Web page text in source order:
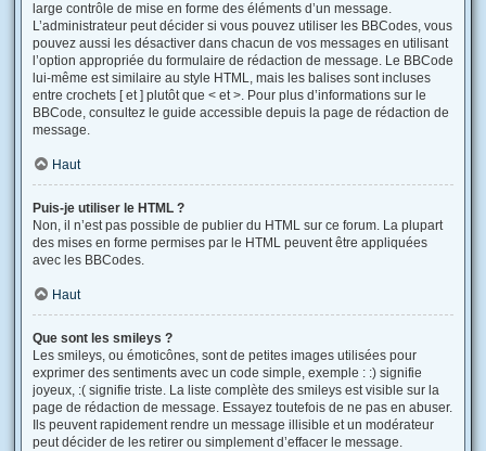
large contrôle de mise en forme des éléments d’un message.
L’administrateur peut décider si vous pouvez utiliser les BBCodes, vous
pouvez aussi les désactiver dans chacun de vos messages en utilisant
l’option appropriée du formulaire de rédaction de message. Le BBCode
lui-même est similaire au style HTML, mais les balises sont incluses
entre crochets [ et ] plutôt que < et >. Pour plus d’informations sur le
BBCode, consultez le guide accessible depuis la page de rédaction de
message.
Haut
Puis-je utiliser le HTML ?
Non, il n’est pas possible de publier du HTML sur ce forum. La plupart
des mises en forme permises par le HTML peuvent être appliquées
avec les BBCodes.
Haut
Que sont les smileys ?
Les smileys, ou émoticônes, sont de petites images utilisées pour
exprimer des sentiments avec un code simple, exemple : :) signifie
joyeux, :( signifie triste. La liste complète des smileys est visible sur la
page de rédaction de message. Essayez toutefois de ne pas en abuser.
Ils peuvent rapidement rendre un message illisible et un modérateur
peut décider de les retirer ou simplement d’effacer le message.